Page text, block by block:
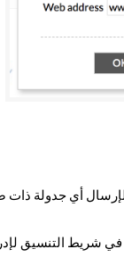
أي جدولة ذات
في شريط التنسيق